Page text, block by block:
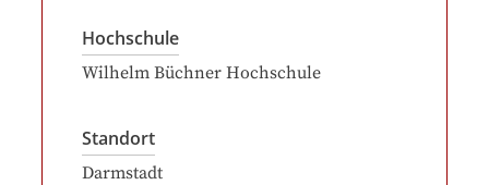
Hochschule
Wilhelm Büchner Hochschule
Standort
Darmstadt